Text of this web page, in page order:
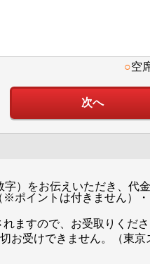
○空
）をお伝えいただき、代
ポイントは付きません）
ますので、お受取りくださ
お受けできません。（東